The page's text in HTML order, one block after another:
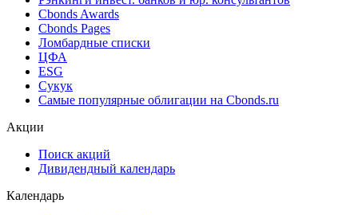
Cbonds Awards
Cbonds Pages
Ломбардные списки
ЦФА
ESG
Сукук
Самые популярные облигации на Cbonds.ru
Акции
Поиск акций
Дивидендный календарь
Календарь